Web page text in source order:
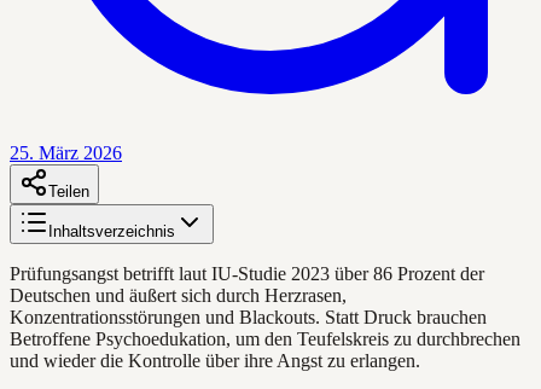
25. März 2026
Teilen
Inhaltsverzeichnis
Prüfungsangst betrifft laut IU-Studie 2023 über 86 Prozent der
Deutschen und äußert sich durch Herzrasen,
Konzentrationsstörungen und Blackouts. Statt Druck brauchen
Betroffene Psychoedukation, um den Teufelskreis zu durchbrechen
und wieder die Kontrolle über ihre Angst zu erlangen.